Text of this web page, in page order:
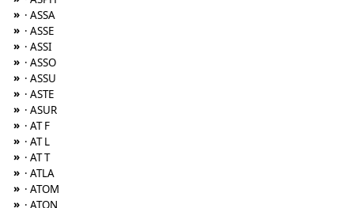
» · ASSA
» · ASSE
» · ASSI
» · ASSO
» · ASSU
» · ASTE
» · ASUR
» · AT F
» · AT L
» · AT T
» · ATLA
» · ATOM
» · ATON